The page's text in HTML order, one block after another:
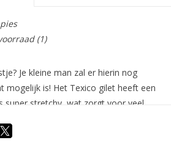
(1)
Je kleine man zal er hierin nog
mogelijk is! Het Texico gilet heeft een
super stretchy, wat zorgt voor veel
kers op de taart.